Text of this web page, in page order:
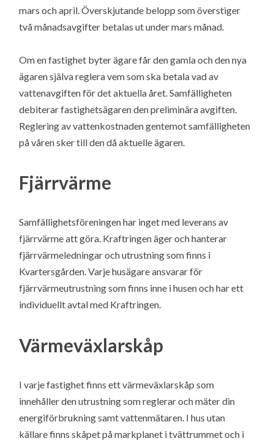
mars och april. Överskjutande belopp som överstiger
två månadsavgifter betalas ut under mars månad.
Om en fastighet byter ägare får den gamla och den nya
ägaren själva reglera vem som ska betala vad av
vattenavgiften för det aktuella året. Samfälligheten
debiterar fastighetsägaren den preliminära avgiften.
Reglering av vattenkostnaden gentemot samfälligheten
på våren sker till den då aktuelle ägaren.
Fjärrvärme
Samfällighetsföreningen har inget med leverans av
fjärrvärme att göra. Kraftringen äger och hanterar
fjärrvärmeledningar och utrustning som finns i
Kvartersgården. Varje husägare ansvarar för
fjärrvärmeutrustning som finns inne i husen och har ett
individuellt avtal med Kraftringen.
Värmeväxlarskåp
I varje fastighet finns ett värmeväxlarskåp som
innehåller den utrustning som reglerar och mäter din
energiförbrukning samt vattenmätaren. I hus utan
källare finns skåpet på markplanet i tvättrummet och i